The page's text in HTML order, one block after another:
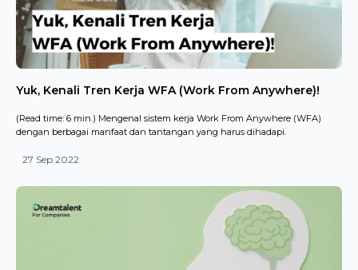
Yuk, Kenali Tren Kerja WFA (Work From Anywhere)!
(Read time: 6 min.) Mengenal sistem kerja Work From Anywhere (WFA)
dengan berbagai manfaat dan tantangan yang harus dihadapi.
27 Sep 2022